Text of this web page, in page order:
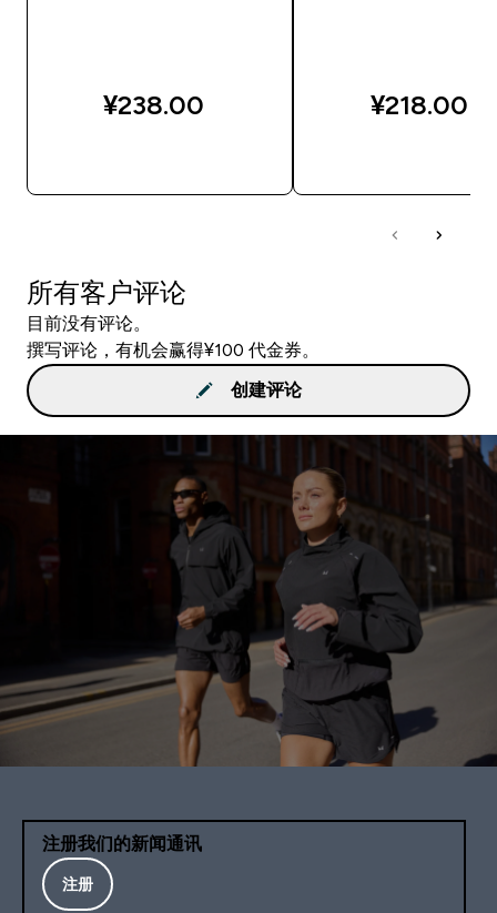
¥238.00‎ ¥218.00‎
所有客户评论
目前没有评论。
撰写评论，有机会赢得¥100 代金券。
创建评论
注册我们的新闻通讯
注册